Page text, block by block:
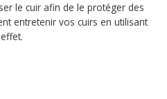
le cuir afin de le protéger des
entretenir vos cuirs en utilisant